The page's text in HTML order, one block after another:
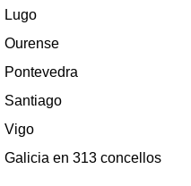
Lugo
Ourense
Pontevedra
Santiago
Vigo
Galicia en 313 concellos